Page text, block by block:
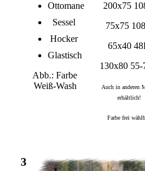
Ottomane
Sessel
Hocker
Glastisch
Abb.: Farbe
Weiß-Wash
200x75
75x75
65x40
130x80 55-
Auch in anderen
erhältlich!
Farbe frei
3